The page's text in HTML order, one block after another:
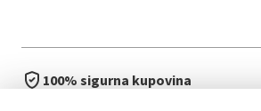
100% sigurna kupovina